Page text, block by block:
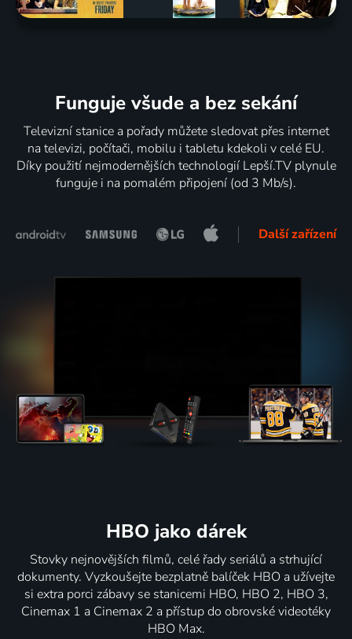
Funguje všude a bez sekání
Televizní stanice a pořady můžete sledovat přes internet
na televizi, počítači, mobilu i tabletu kdekoli v celé EU.
Díky použití nejmodernějších technologií Lepší.TV plynule
funguje i na pomalém připojení (od 3 Mb/s).
Další zařízení
HBO jako dárek
Stovky nejnovějších filmů, celé řady seriálů a strhující
dokumenty. Vyzkoušejte bezplatně balíček HBO a užívejte
si extra porci zábavy se stanicemi HBO, HBO 2, HBO 3,
Cinemax 1 a Cinemax 2 a přístup do obrovské videotéky
HBO Max.